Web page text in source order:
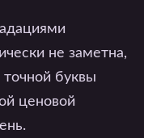
не заметна,
точной буквы
ценовой